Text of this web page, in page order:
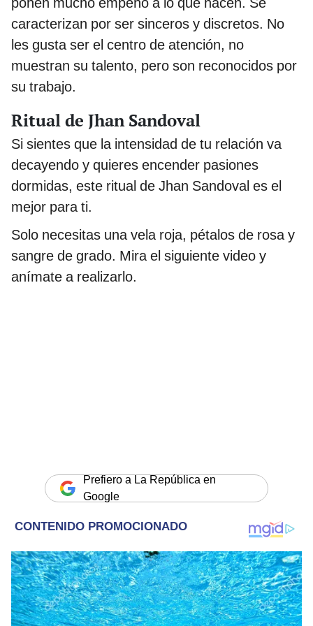
caracterizan por ser sinceros y discretos. No
les gusta ser el centro de atención, no
muestran su talento, pero son reconocidos por
su trabajo.
Ritual de Jhan Sandoval
Si sientes que la intensidad de tu relación va
decayendo y quieres encender pasiones
dormidas, este ritual de Jhan Sandoval es el
mejor para ti.
Solo necesitas una vela roja, pétalos de rosa y
sangre de grado. Mira el siguiente video y
anímate a realizarlo.
Prefiero a La República en
Google